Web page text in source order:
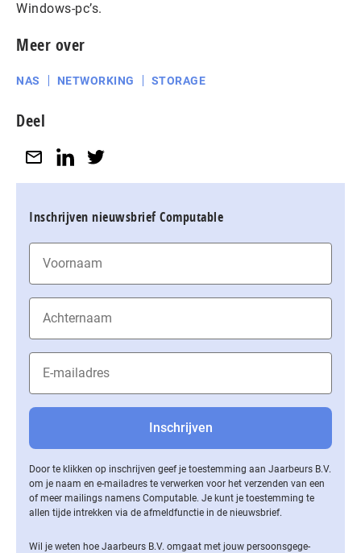
Windows-pc’s.
Meer over
NAS NETWORKING STORAGE
Deel
Inschrijven nieuwsbrief Computable
Door te klikken op inschrijven geef je toestemming aan Jaarbeurs B.V.
om je naam en e-mailadres te verwerken voor het verzenden van een
of meer mailings namens Computable. Je kunt je toestemming te
allen tijde intrekken via de af­meld­func­tie in de nieuwsbrief.
Wil je weten hoe Jaarbeurs B.V. omgaat met jouw per­soons­ge­ge­